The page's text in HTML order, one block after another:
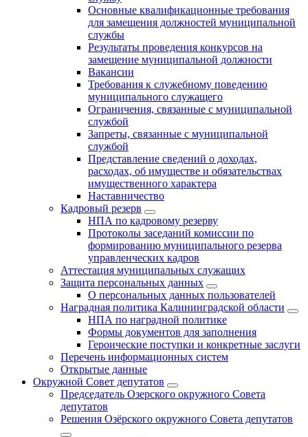
Основные квалификационные требования
для замещения должностей муниципальной
службы
Результаты проведения конкурсов на
замещение муниципальной должности
Вакансии
Требования к служебному поведению
муниципального служащего
Ограничения, связанные с муниципальной
службой
Запреты, связанные с муниципальной
службой
Представление сведений о доходах,
расходах, об имуществе и обязательствах
имущественного характера
Наставничество
Кадровый резерв
НПА по кадровому резерву
Протоколы заседаний комиссии по
формированию муниципального резерва
управленческих кадров
Аттестация муниципальных служащих
Защита персональных данных
О персональных данных пользователей
Наградная политика Калининградской области
НПА по наградной политике
Формы документов для заполнения
Героические поступки и конкретные заслуги
Перечень информационных систем
Открытые данные
Окружной Совет депутатов
Председатель Озерского окружного Совета
депутатов
Решения Озёрского окружного Совета депутатов